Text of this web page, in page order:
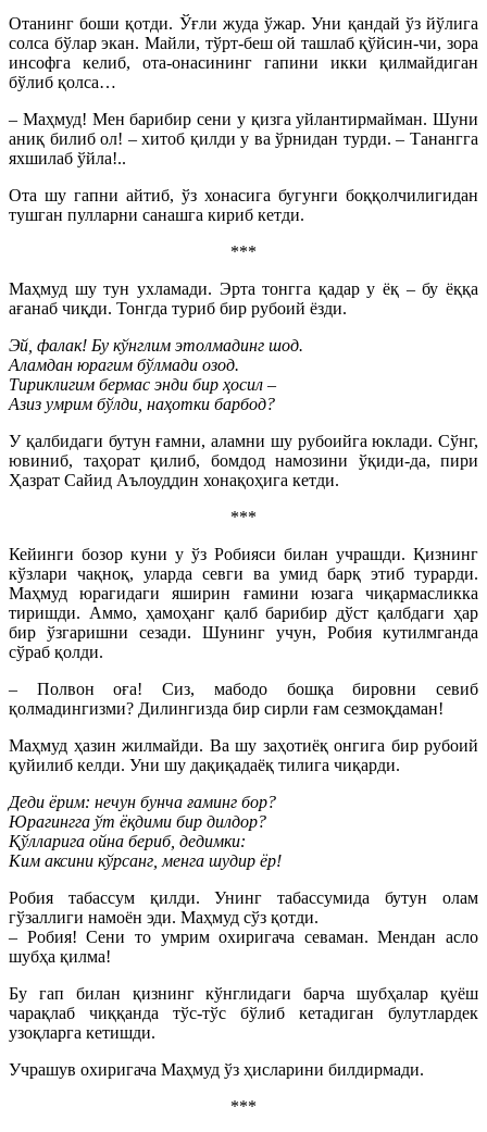
Отанинг боши қотди. Ўғли жуда ўжар. Уни қандай ўз йўлига
солса бўлар экан. Майли, тўрт-беш ой ташлаб қўйсин-чи, зора
инсофга келиб, ота-онасининг гапини икки қилмайдиган
бўлиб қолса…
– Маҳмуд! Мен барибир сени у қизга уйлантирмайман. Шуни
аниқ билиб ол! – хитоб қилди у ва ўрнидан турди. – Танангга
яхшилаб ўйла!..
Ота шу гапни айтиб, ўз хонасига бугунги боққолчилигидан
тушган пулларни санашга кириб кетди.
***
Маҳмуд шу тун ухламади. Эрта тонгга қадар у ёқ – бу ёққа
ағанаб чиқди. Тонгда туриб бир рубоий ёзди.
Эй, фалак! Бу кўнглим этолмадинг шод.
Аламдан юрагим бўлмади озод.
Тириклигим бермас энди бир ҳосил –
Азиз умрим бўлди, наҳотки барбод?
У қалбидаги бутун ғамни, аламни шу рубоийга юклади. Сўнг,
ювиниб, таҳорат қилиб, бомдод намозини ўқиди-да, пири
Ҳазрат Сайид Аълоуддин хонақоҳига кетди.
***
Кейинги бозор куни у ўз Робияси билан учрашди. Қизнинг
кўзлари чақноқ, уларда севги ва умид барқ этиб турарди.
Маҳмуд юрагидаги яширин ғамини юзага чиқармасликка
тиришди. Аммо, ҳамоҳанг қалб барибир дўст қалбдаги ҳар
бир ўзгаришни сезади. Шунинг учун, Робия кутилмганда
сўраб қолди.
– Полвон оға! Сиз, мабодо бошқа бировни севиб
қолмадингизми? Дилингизда бир сирли ғам сезмоқдаман!
Маҳмуд ҳазин жилмайди. Ва шу заҳотиёқ онгига бир рубоий
қуйилиб келди. Уни шу дақиқадаёқ тилига чиқарди.
Деди ёрим: нечун бунча ғаминг бор?
Юрагингга ўт ёқдими бир дилдор?
Қўлларига ойна бериб, дедимки:
Ким аксини кўрсанг, менга шудир ёр!
Робия табассум қилди. Унинг табассумида бутун олам
гўзаллиги намоён эди. Маҳмуд сўз қотди.
– Робия! Сени то умрим охиригача севаман. Мендан асло
шубҳа қилма!
Бу гап билан қизнинг кўнглидаги барча шубҳалар қуёш
чарақлаб чиққанда тўс-тўс бўлиб кетадиган булутлардек
узоқларга кетишди.
Учрашув охиригача Маҳмуд ўз ҳисларини билдирмади.
***